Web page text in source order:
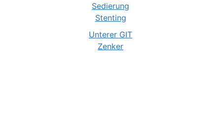
Sedierung
Stenting
Unterer GIT
Zenker